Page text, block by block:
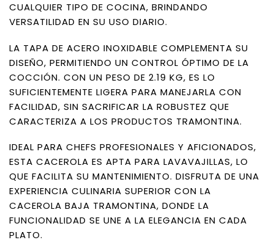
CUALQUIER TIPO DE COCINA, BRINDANDO
VERSATILIDAD EN SU USO DIARIO.
LA TAPA DE ACERO INOXIDABLE COMPLEMENTA SU
DISEÑO, PERMITIENDO UN CONTROL ÓPTIMO DE LA
COCCIÓN. CON UN PESO DE 2.19 KG, ES LO
SUFICIENTEMENTE LIGERA PARA MANEJARLA CON
FACILIDAD, SIN SACRIFICAR LA ROBUSTEZ QUE
CARACTERIZA A LOS PRODUCTOS TRAMONTINA.
IDEAL PARA CHEFS PROFESIONALES Y AFICIONADOS,
ESTA CACEROLA ES APTA PARA LAVAVAJILLAS, LO
QUE FACILITA SU MANTENIMIENTO. DISFRUTA DE UNA
EXPERIENCIA CULINARIA SUPERIOR CON LA
CACEROLA BAJA TRAMONTINA, DONDE LA
FUNCIONALIDAD SE UNE A LA ELEGANCIA EN CADA
PLATO.